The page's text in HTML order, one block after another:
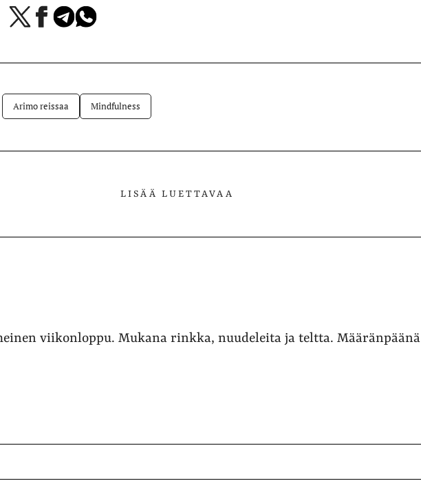
Jaa
palvelussa
Jaa Jaa Jaa
Arimo reissaa Mindfulness
LISÄÄ LUETTAVAA
viikonloppu. Mukana rinkka, nuudeleita ja teltta. Määränpäänä